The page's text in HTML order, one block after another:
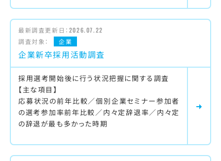
最新調査更新日： 2026.07.22
調査対象：
企業
企業新卒採用活動調査
採用選考開始後に行う状況把握に関する調査
【主な項目】
応募状況の前年比較／個別企業セミナー参加者
の選考参加率前年比較／内々定辞退率／内々定
の辞退が最も多かった時期